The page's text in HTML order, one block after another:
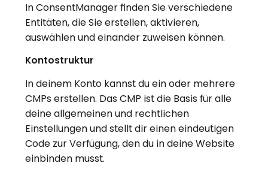
In ConsentManager finden Sie verschiedene
Entitäten, die Sie erstellen, aktivieren,
auswählen und einander zuweisen können.
Kontostruktur
In deinem Konto kannst du ein oder mehrere
CMPs erstellen. Das CMP ist die Basis für alle
deine allgemeinen und rechtlichen
Einstellungen und stellt dir einen eindeutigen
Code zur Verfügung, den du in deine Website
einbinden musst.